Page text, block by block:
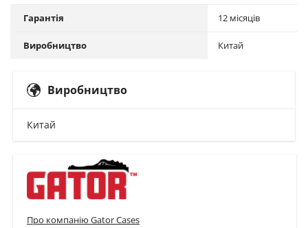
Гарантія 12 місяців
Виробництво Китай
Виробництво
Китай
Про компанію Gator Cases